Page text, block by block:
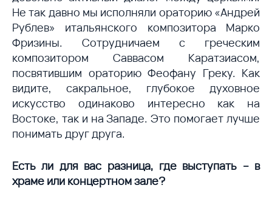
Не так давно мы исполняли ораторию «Андрей
Рублев» итальянского композитора Марко
Фризины. Сотрудничаем с греческим
композитором Саввасом Каратзиасом,
посвятившим ораторию Феофану Греку. Как
видите, сакральное, глубокое духовное
искусство одинаково интересно как на
Востоке, так и на Западе. Это помогает лучше
понимать друг друга.
Есть ли для вас разница, где выступать – в
храме или концертном зале?